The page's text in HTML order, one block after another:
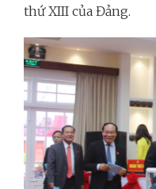
thứ XIII của Đảng.